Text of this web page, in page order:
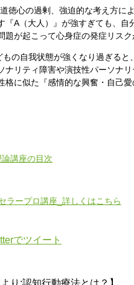
道徳心の過剰、強迫的な考え方
『A（大人）』が強すぎても、
が起こって心身症の発症リスク
もの自我状態が強くなり過ぎる
ナリティ障害や演技性パーソナ
格に似た『感情的な興奮・自己
講座の目次
でツイート
り:認知行動療法とは？】